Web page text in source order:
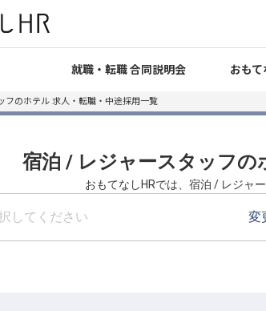
就職・転職 合同説明会 おも
フのホテル 求人・転職・中途採用一覧
宿泊 / レジャースタッフの
おもてなしHRでは、宿泊 / レジャ
してください 変